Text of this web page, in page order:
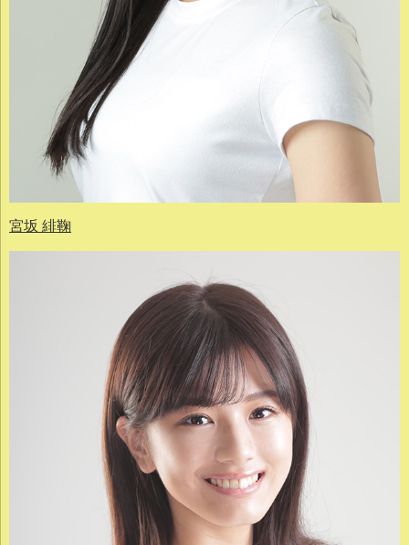
宮坂 緋鞠